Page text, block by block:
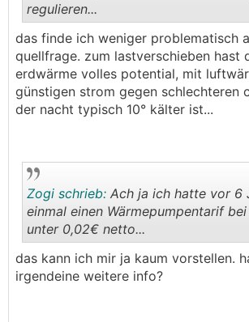
..
regulieren...
das finde ich weniger problematisch
quellfrage. zum lastverschieben hast
erdwärme volles potential, mit
günstigen strom gegen schlechteren
der nacht typisch 10° kälter ist...
..
Zogi schrieb: Ach ja ich hatte vor 6
einmal einen Wärmepumpentarif
unter 0,02€ netto...
das kann ich mir ja kaum vorstellen.
irgendeine weitere info?